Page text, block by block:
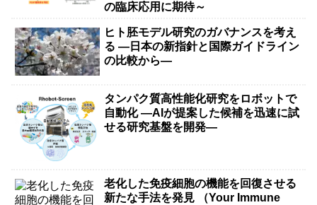
の臨床応用に期待～
ヒト胚モデル研究のガバナンスを考え
る ―日本の新指針と国際ガイドライン
の比較から―
タンパク質高性能化研究をロボットで
自動化 ―AIが提案した候補を迅速に試
せる研究基盤を開発―
老化した免疫細胞の機能を回復させる
新たな手法を発見 （Your Immune